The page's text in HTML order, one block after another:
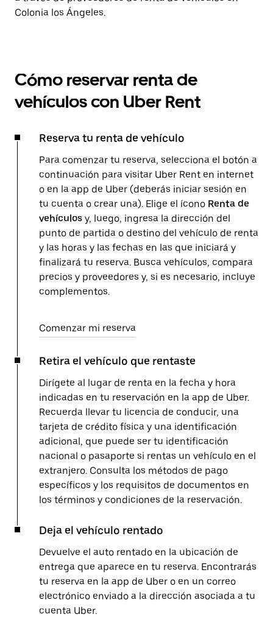
Colonia los Ángeles.
Cómo reservar renta de
vehículos con Uber Rent
Reserva tu renta de vehículo
Para comenzar tu reserva, selecciona el botón a
continuación para visitar Uber Rent en internet
o en la app de Uber (deberás iniciar sesión en
tu cuenta o crear una). Elige el ícono Renta de
vehículos y, luego, ingresa la dirección del
punto de partida o destino del vehículo de renta
y las horas y las fechas en las que iniciará y
finalizará tu reserva. Busca vehículos, compara
precios y proveedores y, si es necesario, incluye
complementos.
Comenzar mi reserva
Retira el vehículo que rentaste
Dirígete al lugar de renta en la fecha y hora
indicadas en tu reservación en la app de Uber.
Recuerda llevar tu licencia de conducir, una
tarjeta de crédito física y una identificación
adicional, que puede ser tu identificación
nacional o pasaporte si rentas un vehículo en el
extranjero. Consulta los métodos de pago
específicos y los requisitos de documentos en
los términos y condiciones de la reservación.
Deja el vehículo rentado
Devuelve el auto rentado en la ubicación de
entrega que aparece en tu reserva. Encontrarás
tu reserva en la app de Uber o en un correo
electrónico enviado a la dirección asociada a tu
cuenta Uber.